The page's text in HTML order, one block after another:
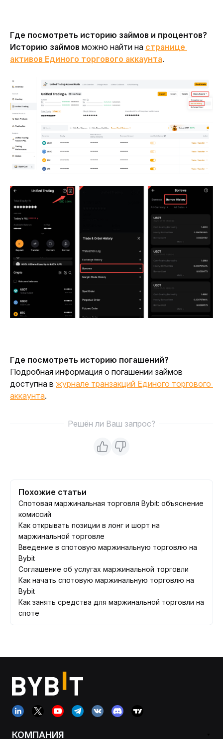
Где посмотреть историю займов и процентов?
Историю займов можно найти на странице
активов Единого торгового аккаунта.
Где посмотреть историю погашений?
Подробная информация о погашении займов
доступна в журнале транзакций Единого торгового
аккаунта.
Решён ли Ваш запрос?
Похожие статьи
Спотовая маржинальная торговля Bybit: объяснение
комиссий
Как открывать позиции в лонг и шорт на
маржинальной торговле
Введение в спотовую маржинальную торговлю на
Bybit
Соглашение об услугах маржинальной торговли
Как начать спотовую маржинальную торговлю на
Bybit
Как занять средства для маржинальной торговли на
споте
КОМПАНИЯ